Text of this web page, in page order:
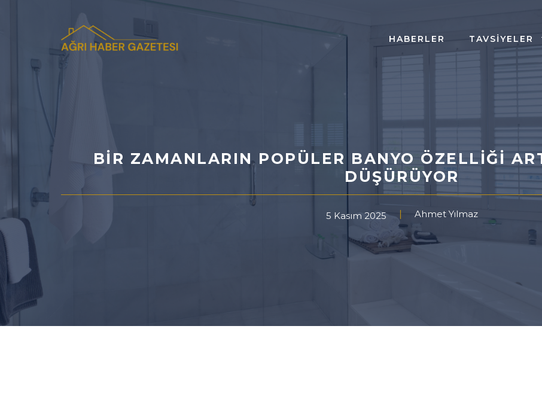
HABERLER TAVSIYELER
BIR ZAMANLARIN POPÜLER BANYO ÖZELLIĞI
DÜŞÜRÜYOR
5 Kasım 2025 Ahmet Yılmaz